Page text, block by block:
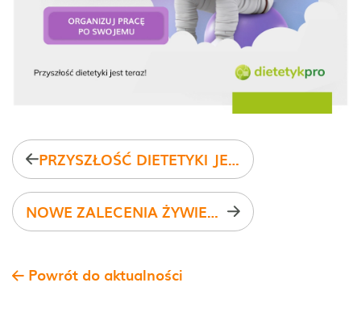
PRZYSZŁOŚĆ DIETETYKI JEST TERAZ! RUSZAMY Z NOWOŚCIAMI
NOWE ZALECENIA ŻYWIENIOWE W DIETETYKPRO
Powrót do aktualności